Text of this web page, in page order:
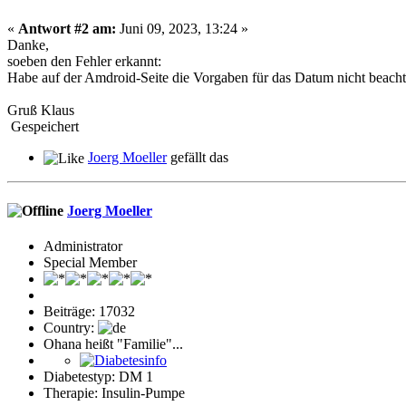
« Antwort #2 am: Juni 09, 2023, 13:24 »
Danke,
soeben den Fehler erkannt:
Habe auf der Amdroid-Seite die Vorgaben für das Datum nicht
Gruß Klaus
Gespeichert
Joerg Moellergefällt das
Joerg Moeller
Administrator
Special Member
Beiträge: 17032
Country:
Ohana heißt "Familie"...
Diabetestyp: DM 1
Therapie: Insulin-Pumpe